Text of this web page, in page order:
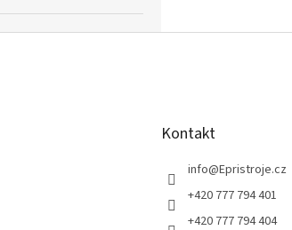
Kontakt
info@Epristroje.cz
+420 777 794 401
+420 777 794 404